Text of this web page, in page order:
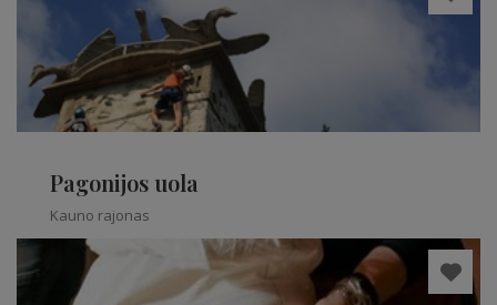
Pagonijos uola
Kauno rajonas